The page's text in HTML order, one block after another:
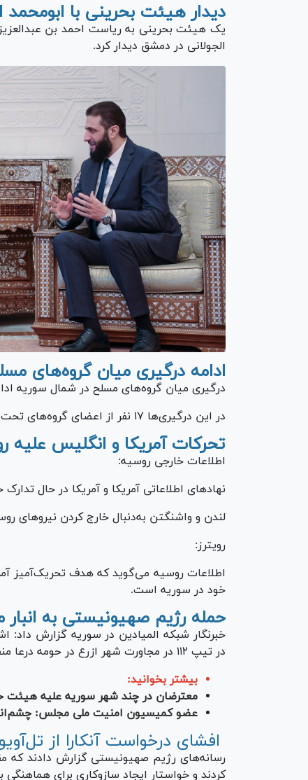
دیدار هیئت بحرینی با ابومحمد
یک هیئت بحرینی به ریاست احمد بن
الجولانی در دمشق دیدار کرد.
ادامه درگیری میان گروه‌های
درگیری میان گروه‌های مسلح در شمال سوریه
در این درگیری‌ها ۱۷ نفر از اعضای گروه‌های تحت حمایت ترکیه کشته شده‌اند.
تحرکات آمریکا و انگلیس علیه
اطلاعات خارجی روسیه:
نهادهای اطلاعاتی آمریکا و آمریکا در حال
لندن و واشنگتن به‌دنبال خارج کردن نیروهای
رویترز:
اطلاعات روسیه می‌گوید که هدف تحریک‌آمیز
خود در سوریه است.
حمله رژیم صهیونیستی به انبار
خبرنگار شبکه المیادین در سوریه گزارش داد:
در تیپ ۱۱۲ در مجاورت شهر ازرع در حومه درعا منفجر کردند.
بیشتر بخوانید:
معترضان در چند شهر سوریه علیه هیئت
عضو کمیسیون امنیت ملی مجلس:
افشای درخواست آنکارا از
رسانه‌های رژیم صهیونیستی گزارش دادند که
کردند و خواستار ایجاد سازوکاری برای